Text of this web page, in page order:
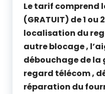
Le tarif comprend
(GRATUIT) de 1 ou
localisation du
autre blocage ,
débouchage de la
regard télécom ,
réparation du